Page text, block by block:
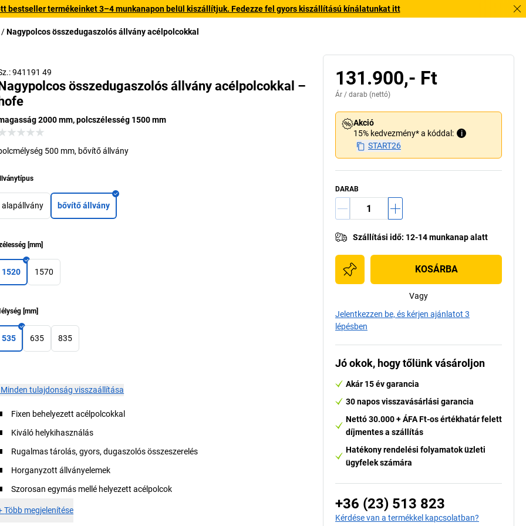
bestseller termékeinket 3–4 munkanapon belül kiszállítjuk. Fedezze fel gyors kiszállítású kínálatunkat itt
Nagypolcos összedugaszolós állvány acélpolcokkal
941191 49
összedugaszolós állvány acélpolcokkal –
2000 mm, polcszélesség 1500 mm
500 mm, bővítő állvány
alapállvány bővítő állvány
[mm]
1520 1570
[mm]
535 635 835
Minden tulajdonság visszaállítása
Fixen behelyezett acélpolcokkal
Kiváló helykihasználás
Rugalmas tárolás, gyors, dugaszolós összeszerelés
Horganyzott állványelemek
Szorosan egymás mellé helyezett acélpolcok
Több megjelenítése
131.900,- Ft
Ár / darab (nettó)
Akció
15% kedvezmény* a kóddal:
i
START26
DARAB
Szállítási idő: 12-14 munkanap alatt
KOSÁRBA
Vagy
Jelentkezzen be, és kérjen ajánlatot 3
lépésben
Jó okok, hogy tőlünk vásároljon
Akár 15 év garancia
30 napos visszavásárlási garancia
Nettó 30.000 + ÁFA Ft-os értékhatár felett
díjmentes a szállítás
Hatékony rendelési folyamatok üzleti
ügyfelek számára
+36 (23) 513 823
Kérdése van a termékkel kapcsolatban?